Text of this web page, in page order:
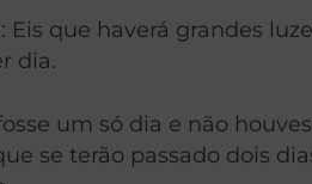
que haverá grandes
dia.
um só dia e não
se terão passado dois